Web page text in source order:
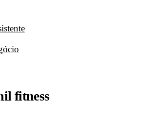
fitness